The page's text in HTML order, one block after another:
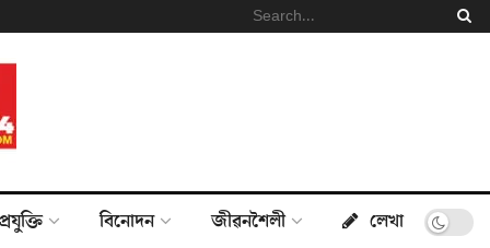
প্ৰযুক্তি বিনোদন জীৱনশৈলী লেখা